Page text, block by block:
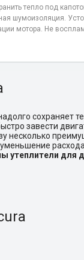
тепло под
шумоизоляция.
мотора. Не
сохраняет
завести
несколько
уменьшение
утеплители для